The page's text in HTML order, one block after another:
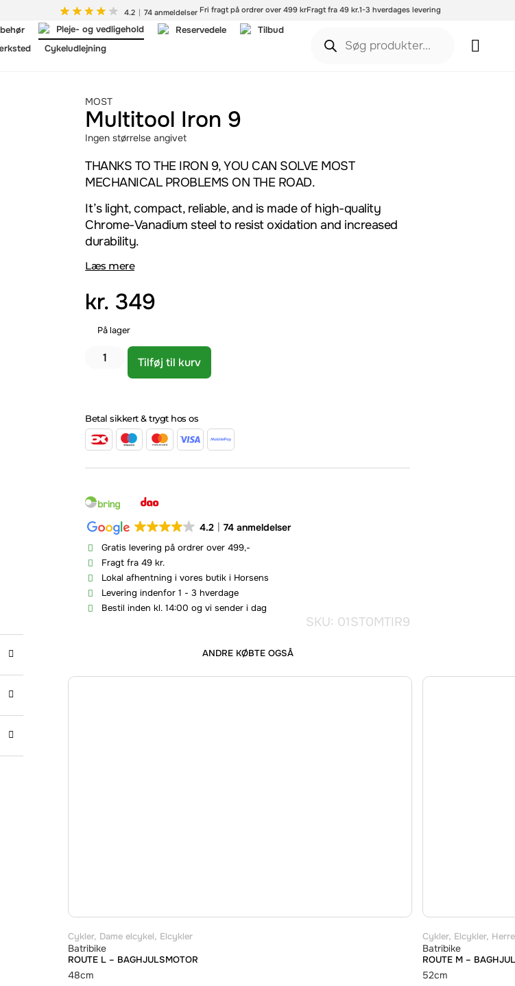
4.2 74 anmeldelser Fri fragt på ordrer over 499 krFragt fra 49 kr.1-3 hverdages levering
Pleje- og vedligehold Reservedele
Tilbud
Cykeludlejning
MOST
Multitool Iron 9
Ingen størrelse angivet
THANKS TO THE IRON 9, YOU CAN SOLVE MOST
MECHANICAL PROBLEMS ON THE ROAD.
It’s light, compact, reliable, and is made of high-quality
Chrome-Vanadium steel to resist oxidation and increased
durability.
Læs mere
kr. 349
På lager
Tilføj til kurv
Betal sikkert & trygt hos os
4.2 74 anmeldelser
Gratis levering på ordrer over 499,-
Fragt fra 49 kr.
Lokal afhentning i vores butik i Horsens
Levering indenfor 1 - 3 hverdage
Bestil inden kl. 14:00 og vi sender i dag
SKU: 01ST0MTIR9
ANDRE KØBTE OGSÅ
Cykler, Dame elcykel, Elcykler
Batribike
ROUTE L – BAGHJULSMOTOR
48cm
Cykler, Elcykler,
Batribike
ROUTE M –
52cm